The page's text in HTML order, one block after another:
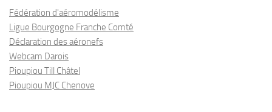
Fédération d'aéromodélisme
Ligue Bourgogne Franche Comté
Déclaration des aéronefs
Webcam Darois
Pioupiou Till Châtel
Pioupiou MJC Chenove